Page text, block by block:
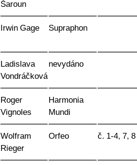
Šaroun
Irwin Gage Supraphon
Ladislava
Vondráčková
nevydáno
Roger
Vignoles
Harmonia
Mundi
Wolfram
Rieger
Orfeo č. 1-4, 7, 8